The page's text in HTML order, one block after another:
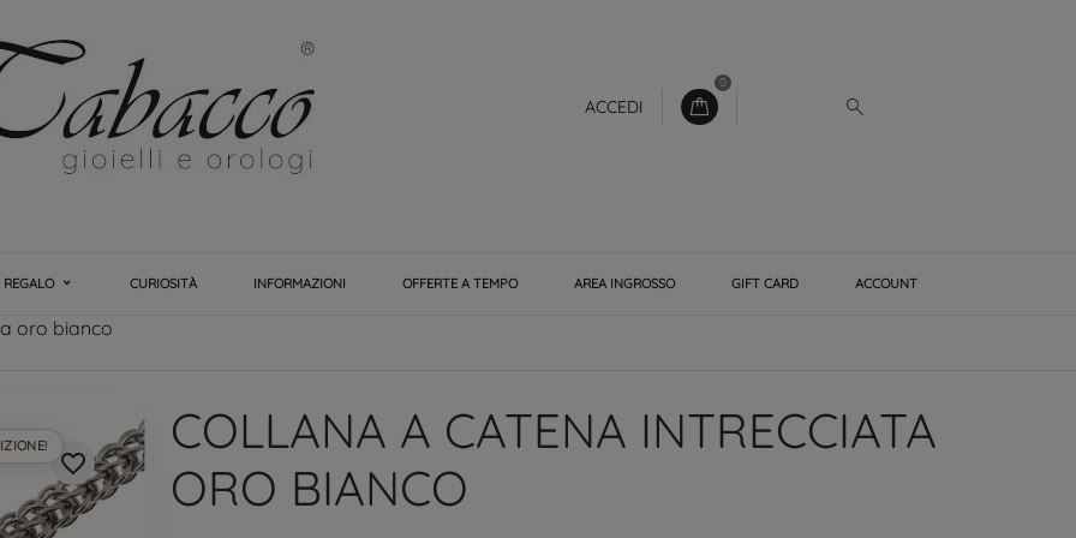
ACCEDI
0
REGALO CURIOSITÀ INFORMAZIONI OFFERTE A TEMPO AREA INGROSSO GIFT CARD ACCOUNT
oro bianco
favorite_border
COLLANA A CATENA INTRECCIATA
ORO BIANCO